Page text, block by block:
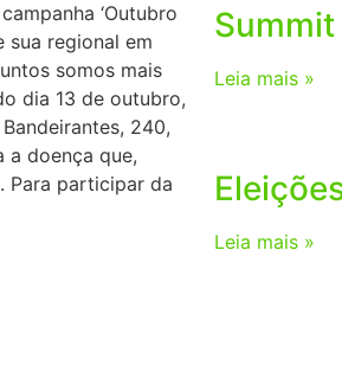
‘Outubro
sua regional em
somos mais
dia 13 de outubro,
240,
a doença que,
Para participar da
Leia mais »
Leia mais »